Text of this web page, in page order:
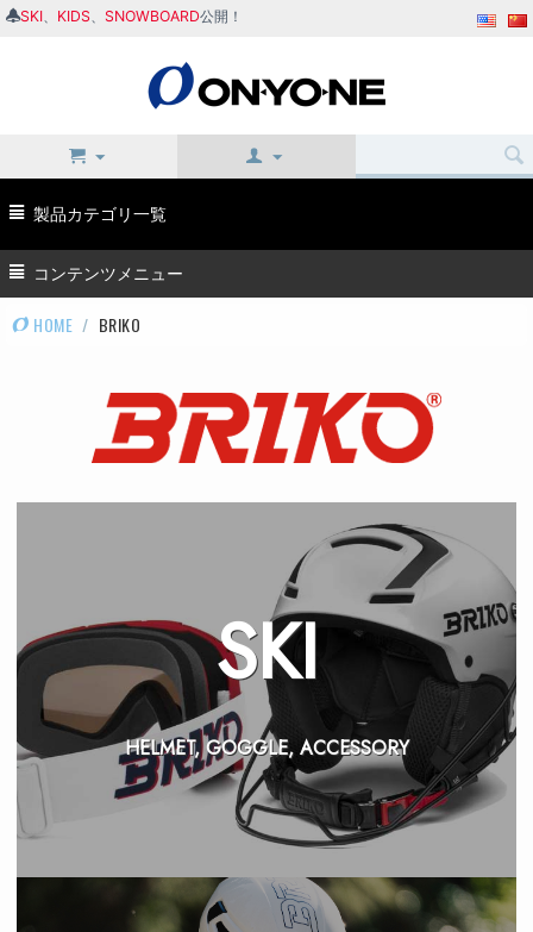
SKI KIDS SNOWBOARD公開！
製品カテゴリ一覧
コンテンツメニュー
HOME / BRIKO
SKI
HELMET, GOGGLE, ACCESSORY